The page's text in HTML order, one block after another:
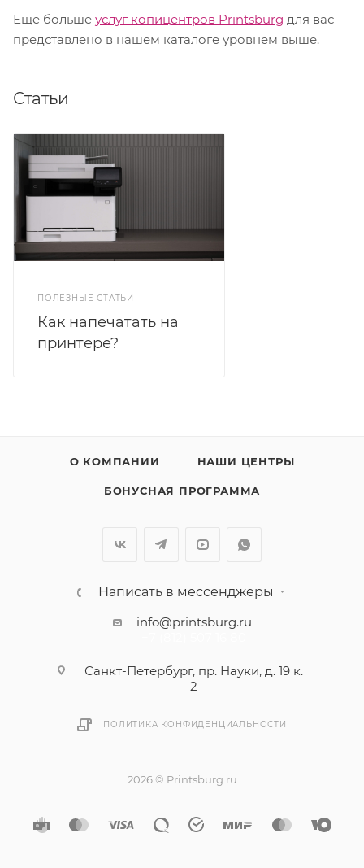
Ещё больше услуг копицентров Printsburg для вас
представлено в нашем каталоге уровнем выше.⁠
Статьи
ПОЛЕЗНЫЕ СТАТЬИ
Как напечатать на
принтере?
О КОМПАНИИ НАШИ ЦЕНТРЫ
БОНУСНАЯ ПРОГРАММА
Написать в мессенджеры
info@printsburg.ru
Санкт-Петербург, пр. Науки, д. 19 к.
2
ПОЛИТИКА КОНФИДЕНЦИАЛЬНОСТИ
2026 © Printsburg.ru